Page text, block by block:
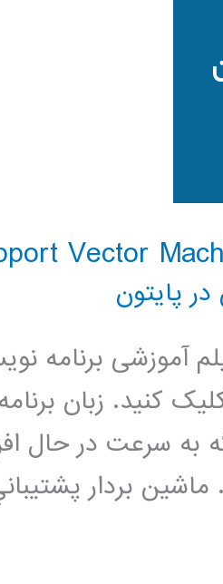
پایتون
آموزشی برنامه
کنید. زبان
به سرعت در حال